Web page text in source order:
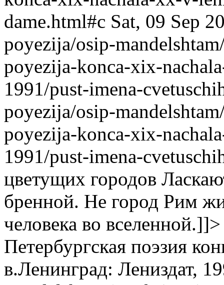
dame.html#c Sat, 09 Sep
poyezija/osip-
poyezija-konca-xix-
1991/pust-imena-
poyezija/osip-
poyezija-konca-xix-
1991/pust-imena-
цветущих городов
бренной. Не город Рим
человека во вселенной.]]>
Петербургская поэзия
в.Ленинград: Лениздат,